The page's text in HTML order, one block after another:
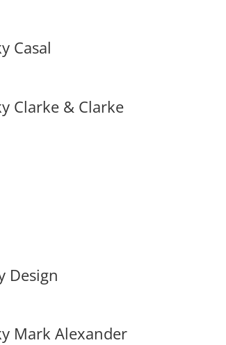
Casal
Clarke & Clarke
Design
Mark Alexander